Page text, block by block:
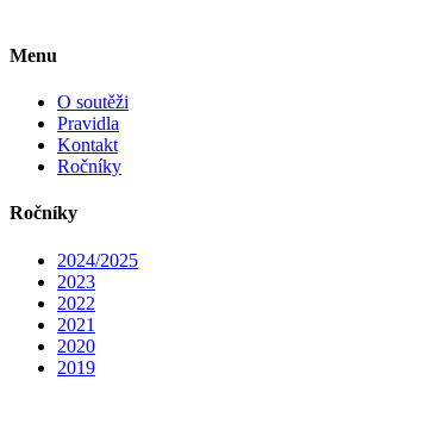
Menu
O soutěži
Pravidla
Kontakt
Ročníky
Ročníky
2024/2025
2023
2022
2021
2020
2019